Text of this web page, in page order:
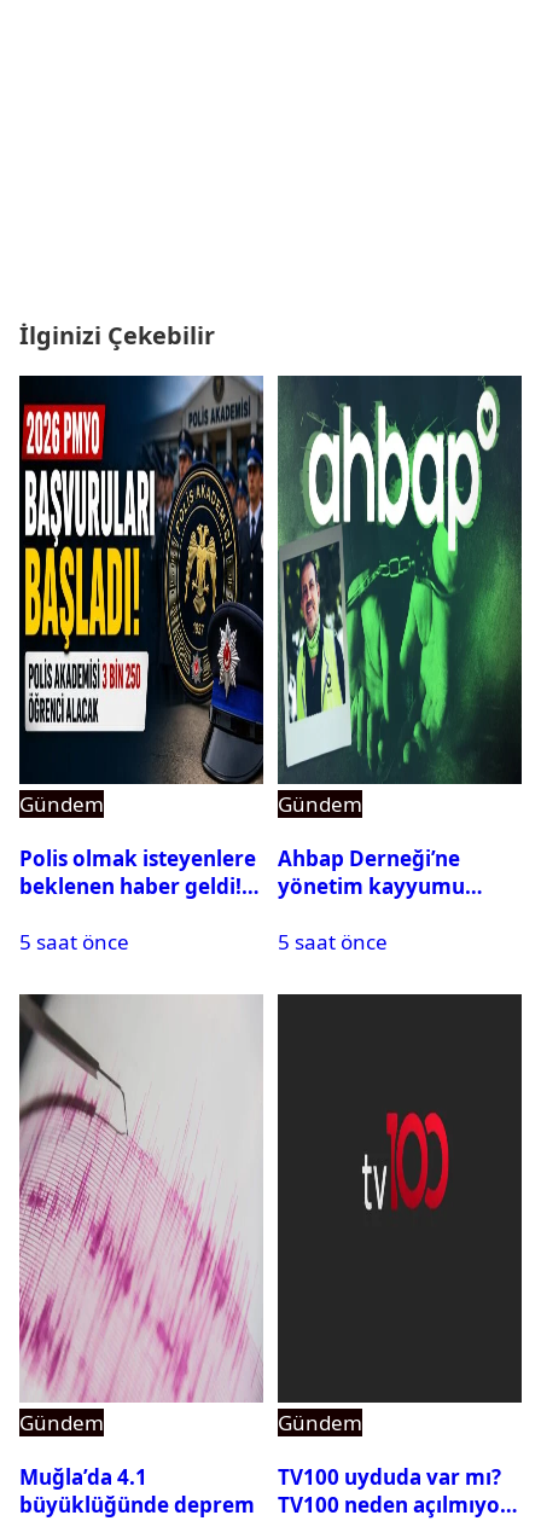
İlginizi Çekebilir
Gündem
Polis olmak isteyenlere
beklenen haber geldi!
5 saat önce
Gündem
Ahbap Derneği’ne
yönetim kayyumu
açıldı
5 saat önce
Gündem
Muğla’da 4.1
büyüklüğünde deprem
Gündem
TV100 uyduda var mı?
TV100 neden açılmıyor?